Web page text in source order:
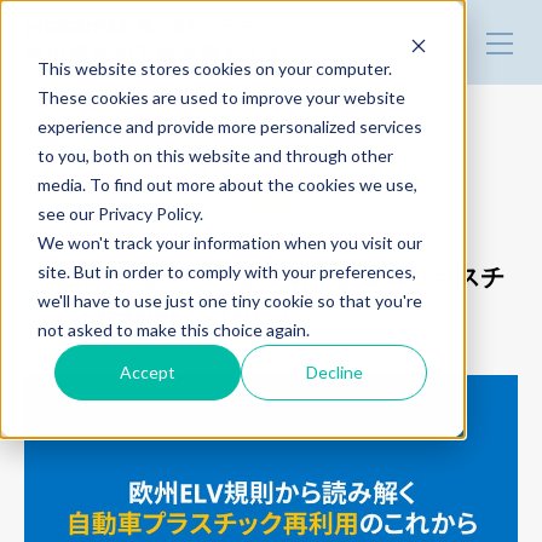
This website stores cookies on your computer.
These cookies are used to improve your website
experience and provide more personalized services
to you, both on this website and through other
media. To find out more about the cookies we use,
see our Privacy Policy.
We won't track your information when you visit our
site. But in order to comply with your preferences,
we'll have to use just one tiny cookie so that you're
not asked to make this choice again.
Accept Decline
改善事例
技術・製品情報
トータルリンク
デモ機の貸出
セミナー
資料ダウンロード
欧州ELV規則から読み解く自動車プラスチ
ック再利用のこれから